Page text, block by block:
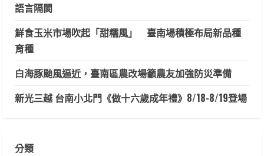
語言隔閡
鮮食玉米市場吹起「甜糯風」 臺南場積極布局新品種
育種
白海豚颱風逼近，臺南區農改場籲農友加強防災準備
新光三越 台南小北門《做十六歲成年禮》8/18-8/19登場
分類